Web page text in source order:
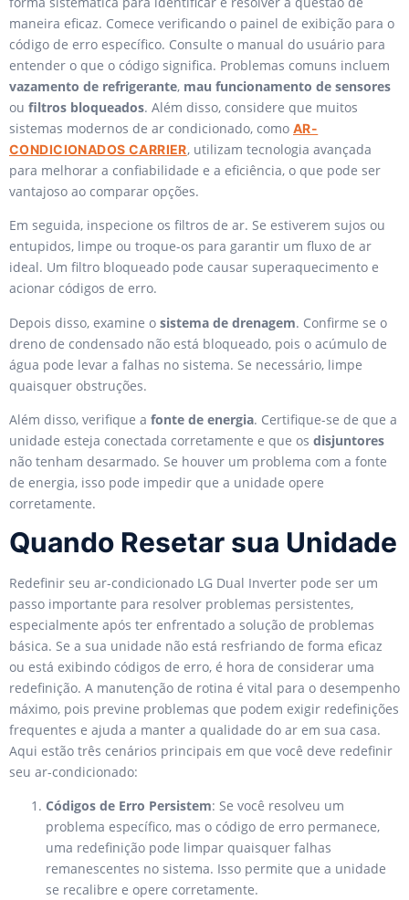
maneira eficaz. Comece verificando o painel de exibição para o
código de erro específico. Consulte o manual do usuário para
entender o que o código significa. Problemas comuns incluem
vazamento de refrigerante, mau funcionamento de sensores
ou filtros bloqueados. Além disso, considere que muitos
sistemas modernos de ar condicionado, como AR-
CONDICIONADOS CARRIER, utilizam tecnologia avançada
para melhorar a confiabilidade e a eficiência, o que pode ser
vantajoso ao comparar opções.
Em seguida, inspecione os filtros de ar. Se estiverem sujos ou
entupidos, limpe ou troque-os para garantir um fluxo de ar
ideal. Um filtro bloqueado pode causar superaquecimento e
acionar códigos de erro.
Depois disso, examine o sistema de drenagem. Confirme se o
dreno de condensado não está bloqueado, pois o acúmulo de
água pode levar a falhas no sistema. Se necessário, limpe
quaisquer obstruções.
Além disso, verifique a fonte de energia. Certifique-se de que a
unidade esteja conectada corretamente e que os disjuntores
não tenham desarmado. Se houver um problema com a fonte
de energia, isso pode impedir que a unidade opere
corretamente.
Quando Resetar sua Unidade
Redefinir seu ar-condicionado LG Dual Inverter pode ser um
passo importante para resolver problemas persistentes,
especialmente após ter enfrentado a solução de problemas
básica. Se a sua unidade não está resfriando de forma eficaz
ou está exibindo códigos de erro, é hora de considerar uma
redefinição. A manutenção de rotina é vital para o desempenho
máximo, pois previne problemas que podem exigir redefinições
frequentes e ajuda a manter a qualidade do ar em sua casa.
Aqui estão três cenários principais em que você deve redefinir
seu ar-condicionado:
Códigos de Erro Persistem: Se você resolveu um
problema específico, mas o código de erro permanece,
uma redefinição pode limpar quaisquer falhas
remanescentes no sistema. Isso permite que a unidade
se recalibre e opere corretamente.